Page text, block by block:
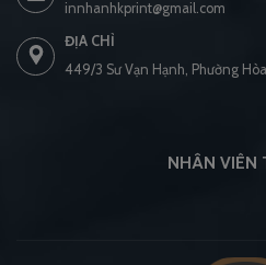
innhanhkprint@gmail.com
ĐỊA CHỈ
449/3 Sư Vạn Hạnh, Phường
NHÂN VIÊN